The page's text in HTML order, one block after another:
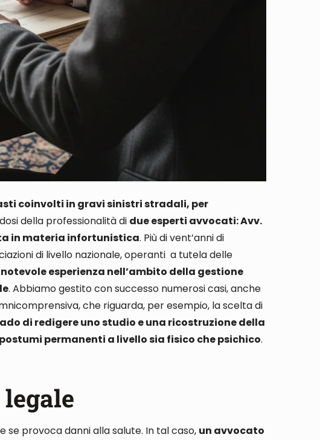
coinvolti in gravi sinistri stradali, per
della professionalità di due esperti avvocati: Avv.
in materia infortunistica. Più di vent’anni di
di livello nazionale, operanti a tutela delle
esperienza nell’ambito della gestione
. Abbiamogestito con successo numerosi casi, anche
, che riguarda, per esempio, la sceltadi
di redigere uno studio e una ricostruzione della
permanenti a livello sia fisico che psichico.
se provoca danni alla salute. In tal caso, un avvocato